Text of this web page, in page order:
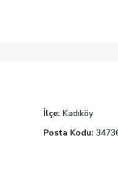
İlçe: Kadıköy
Posta Kodu: